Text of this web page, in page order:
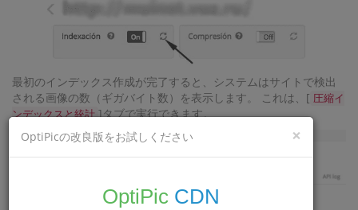
最初のインデックス作成が完了すると、システムはサイトで検出
される画像の数（ギガバイト数）を表示します。 これは、[ 圧縮イ
ンデックスと統計 ]タブで実行できます。
×
OptiPicの改良版をお試しください
OptiPic CDN